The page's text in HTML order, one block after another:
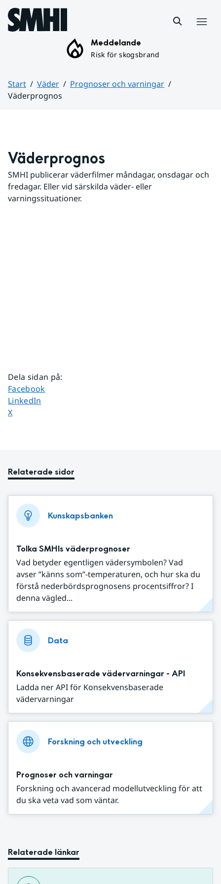
Hoppa till sidans innehåll
Meddelande
Risk för skogsbrand
Start Väder
Prognoser och varningar
Väderprognos
Väderprognos
SMHI publicerar väderfilmer måndagar, onsdagar och
fredagar. Eller vid särskilda väder- eller
varningssituationer.
Dela sidan på:
Dela sidan på
Facebook
Dela sidan på
LinkedIn
Dela sidan på
X
Relaterade sidor
Kunskapsbanken
Tolka SMHIs väderprognoser
Vad betyder egentligen vädersymbolen? Vad
avser ”känns som”-temperaturen, och hur ska du
förstå nederbördsprognosens procentsiffror? I
denna vägled...
Data
Konsekvensbaserade vädervarningar - API
Ladda ner API för Konsekvensbaserade
vädervarningar
Forskning och utveckling
Prognoser och varningar
Forskning och avancerad modellutveckling för att
du ska veta vad som väntar.
Relaterade länkar